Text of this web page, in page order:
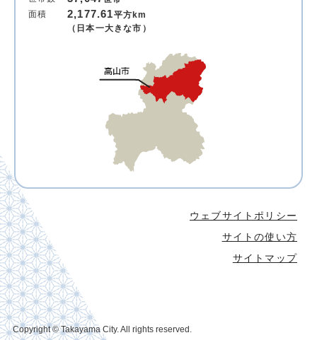
面積
2,177.61平方km
（日本一大きな市）
ウェブサイトポリシー
サイトの使い方
サイトマップ
Copyright © Takayama City. All rights reserved.